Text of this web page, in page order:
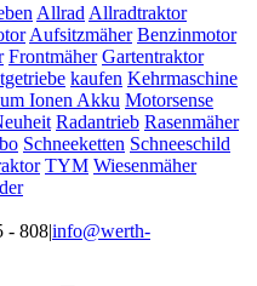
Allrad Allradtraktor
Aufsitzmäher Benzinmotor
Frontmäher Gartentraktor
kaufen Kehrmaschine
Ionen Akku Motorsense
Radantrieb Rasenmäher
Schneeketten Schneeschild
TYM Wiesenmäher
- 808|info@werth-